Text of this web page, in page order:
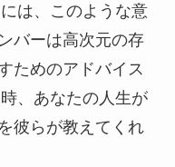
は、このような意
バーは高次元の存
ためのアドバイス
、あなたの人生が
彼らが教えてくれ